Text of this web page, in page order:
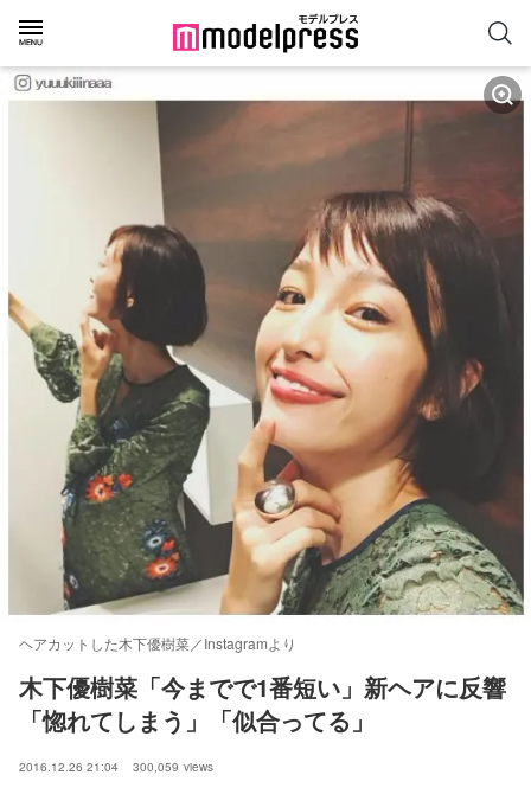
ヘアカットした木下優樹菜／Instagramより
木下優樹菜「今までで1番短い」新ヘアに反響
「惚れてしまう」「似合ってる」
2016.12.26 21:04 300,059 views